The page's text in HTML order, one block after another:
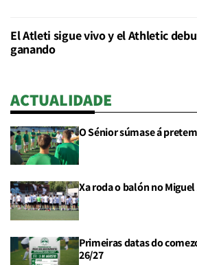
El Atleti sigue vivo y el Athletic
ganando
ACTUALIDADE
O Sénior súmase á
Xa roda o balón no
Primeiras datas do
26/27